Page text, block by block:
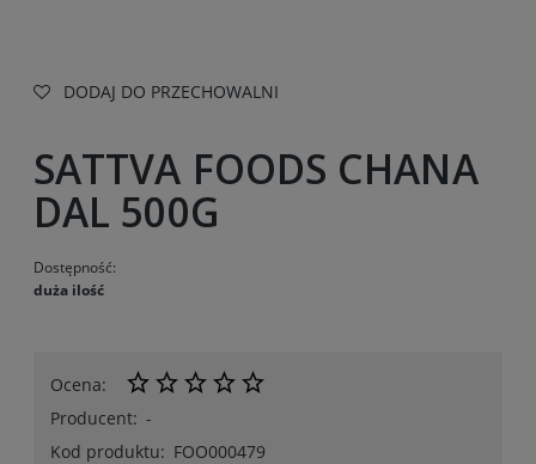
DODAJ DO PRZECHOWALNI
SATTVA FOODS CHANA
DAL 500G
Dostępność:
duża ilość
Ocena:
Producent: -
Kod produktu: FOO000479